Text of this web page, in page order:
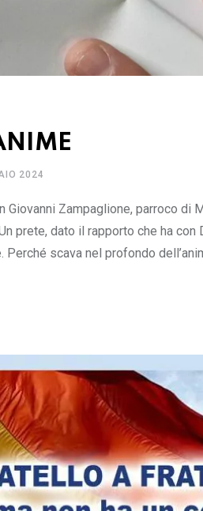
2024
Giovanni Zampaglione, parroco
prete, dato il rapporto che ha
scava nel profondo